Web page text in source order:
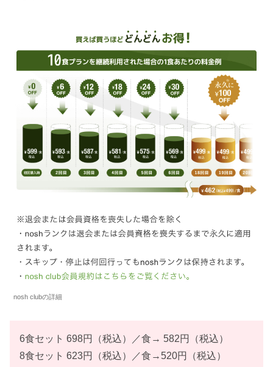
nosh clubの詳細
6食セット 698円（税込）／食→ 582円（税込）
8食セット 623円（税込）／食→520円（税込）